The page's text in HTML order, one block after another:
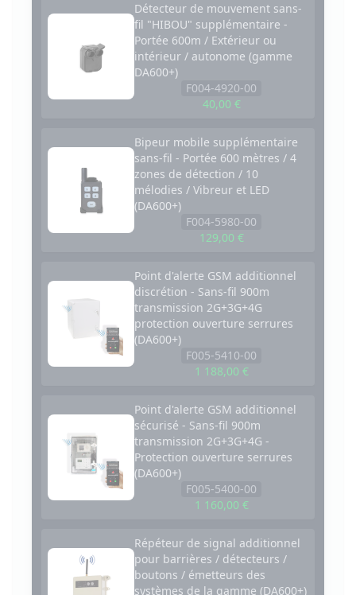
Détecteur de mouvement sans-
fil "HIBOU" supplémentaire -
Portée 600m / Extérieur ou
intérieur / autonome (gamme
DA600+)
F004-4920-00
40,00 €
Bipeur mobile supplémentaire
sans-fil - Portée 600 mètres / 4
zones de détection / 10
mélodies / Vibreur et LED
(DA600+)
F004-5980-00
129,00 €
Point d'alerte GSM additionnel
discrétion - Sans-fil 900m
transmission 2G+3G+4G
protection ouverture serrures
(DA600+)
F005-5410-00
1 188,00 €
Point d'alerte GSM additionnel
sécurisé - Sans-fil 900m
transmission 2G+3G+4G -
Protection ouverture serrures
(DA600+)
F005-5400-00
1 160,00 €
Répéteur de signal additionnel
pour barrières / détecteurs /
boutons / émetteurs des
systèmes de la gamme (DA600+)